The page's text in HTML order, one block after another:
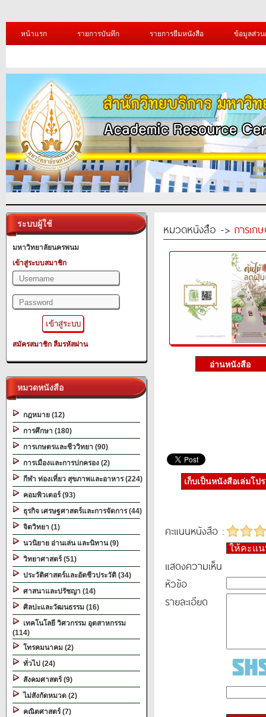
หน้าแรก รายการบันทึก รายการยืมหนังสือ ข้อมูลส่ว
ระบบผู้ใช้
มหาวิทยาลัยนครพนม
เข้าสู่ระบบสมาชิก
สมัครสมาชิก ลืมรหัสผ่าน
หมวดหนังสือ
กฎหมาย (12)
การศึกษา (180)
การเกษตรและชีววิทยา (90)
การเมืองและการปกครอง (2)
กีฬา ท่องเที่ยว สุขภาพและอาหาร (224)
คอมพิวเตอร์ (93)
ธุรกิจ เศรษฐศาสตร์และการจัดการ (44)
จิตวิทยา (1)
นวนิยาย อ่านเล่น และนิทาน (9)
วิทยาศาสตร์ (51)
ประวัติศาสตร์และอัตชีวประวัติ (34)
ศาสนาและปรัชญา (14)
ศิลปะและวัฒนธรรม (16)
เทคโนโลยี วิศวกรรม อุตสาหกรรม
(114)
โทรคมนาคม (2)
ทั่วไป (24)
สังคมศาสตร์ (9)
ไม่สังกัดหมวด (2)
คณิตศาสตร์ (7)
หมวดหนังสือ -> การเก
เก็บเป็นหนังสือเล่มโป
คะแนนหนังสือ :
ให้คะแ
แสดงความเห็น
หัวข้อ
รายละเอียด